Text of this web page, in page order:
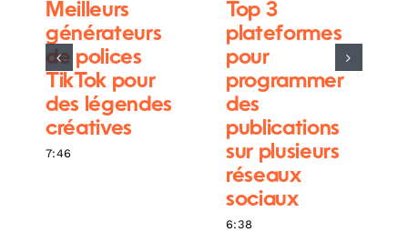
Meilleurs
générateurs
de polices
TikTok pour
des légendes
créatives
7:46
Top 3
plateformes
pour
programmer
des
publications
sur plusieurs
réseaux
sociaux
6:38